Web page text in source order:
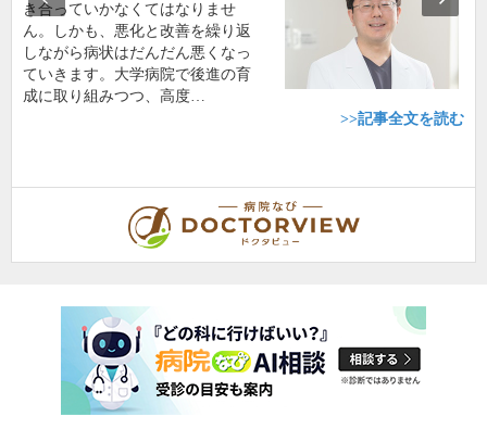
き合っていかなくてはなりませ
ん。しかも、悪化と改善を繰り返
しながら病状はだんだん悪くなっ
ていきます。大学病院で後進の育
成に取り組みつつ、高度…
>>記事全文を読む